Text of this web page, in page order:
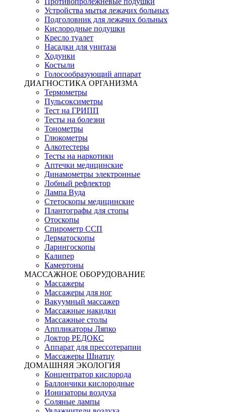
Устройства мытья лежачих больных
Подголовник для лежачих больных
Кислородные подушки
Кресло туалет
Насадки для унитаза
Ходунки
Костыли
Голосообразующий аппарат
ДИАГНОСТИКА ОРГАНИЗМА
Термометры
Пульсоксиметры
Тест на ГРИПП
Тесты на болезни
Тонометры
Глюкометры
Алкотестеры
Тесты на наркотики
Аптечки медицинские
Динамометры электронные
Лобный рефлектор
Лампа Вуда
Стетоскопы медицинские
Плантографы для стопы
Отоскопы
Спирометр ССП
Дерматоскопы
Ларингоскопы
Калипер
Камертоны
МАССАЖНОЕ ОБОРУДОВАНИЕ
Массажеры
Массажеры для ног
Вакуумный массажер
Массажные накидки
Массажные столы
Аппликаторы Ляпко
Доктор РЕДОКС
Аппарат для прессотерапии
Массажеры Шиатцу
ДОМАШНЯЯ ЭКОЛОГИЯ
Концентратор кислорода
Баллончики кислородные
Ионизаторы воздуха
Соляные лампы